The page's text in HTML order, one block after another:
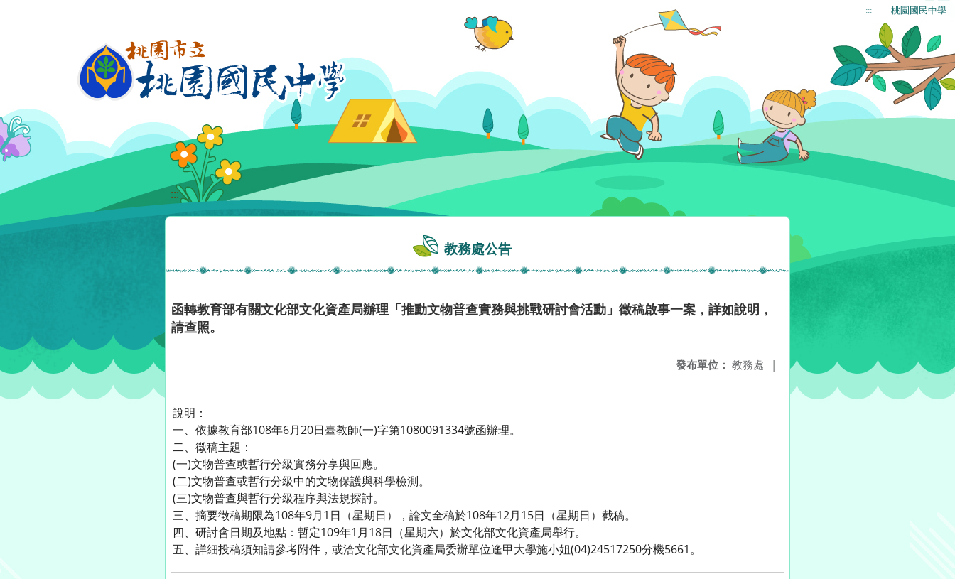
::: 桃園國民中學
:::
教務處公告
函轉教育部有關文化部文化資產局辦理「推動文物普查實務與挑戰研討會活動」徵稿啟事一案，詳如說明，
請查照。
發布單位： 教務處 |
說明：
一、依據教育部108年6月20日臺教師(一)字第1080091334號函辦理。
二、徵稿主題：
(一)文物普查或暫行分級實務分享與回應。
(二)文物普查或暫行分級中的文物保護與科學檢測。
(三)文物普查與暫行分級程序與法規探討。
三、摘要徵稿期限為108年9月1日（星期日），論文全稿於108年12月15日（星期日）截稿。
四、研討會日期及地點：暫定109年1月18日（星期六）於文化部文化資產局舉行。
五、詳細投稿須知請參考附件，或洽文化部文化資產局委辦單位逢甲大學施小姐(04)24517250分機5661。